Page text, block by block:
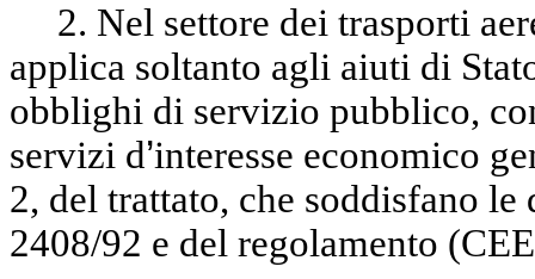
2. Nel settore dei trasporti
applica soltanto agli aiuti di
obblighi di servizio pubblico,
servizi d’interesse economico
2, del trattato, che soddisfano
2408/92 e del regolamento